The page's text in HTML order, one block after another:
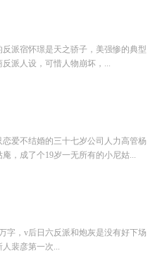
派宿怀璟是天之骄子，美强惨的典型
派人设，可惜人物崩坏，...
爱不结婚的三十七岁公司人力高管杨
，成了个19岁一无所有的小尼姑...
字，v后日六反派和炮灰是没有好下场
裴彦第一次...